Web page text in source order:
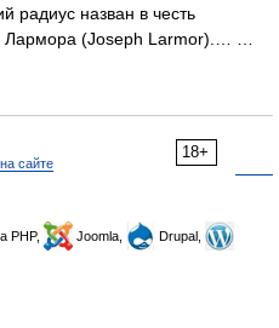
радиус назван в честь
Лармора (Joseph Larmor).… …
18+
сайте
PHP, Joomla,
Drupal,